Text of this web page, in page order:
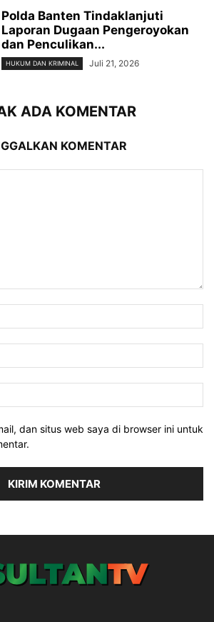
Polda Banten Tindaklanjuti
Laporan Dugaan Pengeroyokan
dan Penculikan...
HUKUM DAN KRIMINAL Juli 21, 2026
ADA KOMENTAR
KOMENTAR
dan situs web saya di browser ini untuk